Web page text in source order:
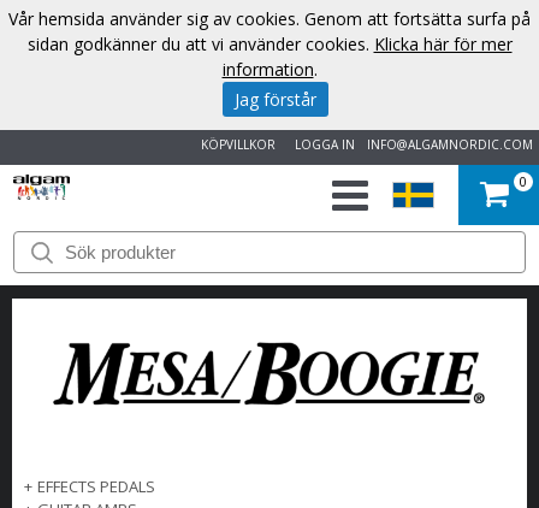
INFO@ALGAMNORDIC.COM
LOGGA IN
KÖPVILLKOR
START
VARUMÄRKEN
NYHETER
OSS
0
+ EFFECTS PEDALS
Vår hemsida använder sig av cookies. Genom att fortsätta surfa på
sidan godkänner du att vi använder cookies. Klicka här för mer
information.
Jag förstår